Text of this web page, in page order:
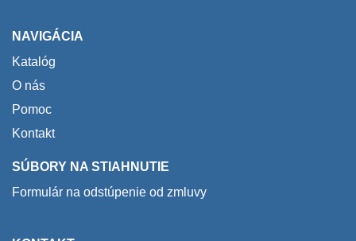
NAVIGÁCIA
Katalóg
O nás
Pomoc
Kontakt
SÚBORY NA STIAHNUTIE
Formulár na odstúpenie od zmluvy